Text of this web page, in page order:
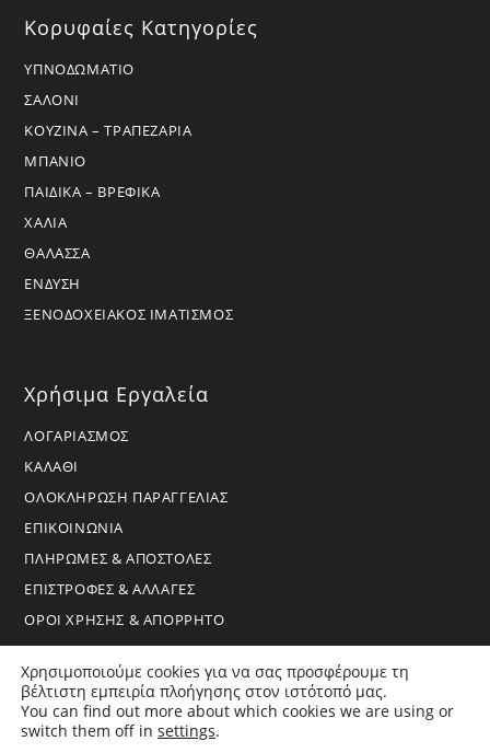
Κορυφαίες Κατηγορίες
ΥΠΝΟΔΩΜΑΤΙΟ
ΣΑΛΟΝΙ
ΚΟΥΖΙΝΑ – ΤΡΑΠΕΖΑΡΙΑ
ΜΠΑΝΙΟ
ΠΑΙΔΙΚΑ – ΒΡΕΦΙΚΑ
ΧΑΛΙΑ
ΘΑΛΑΣΣΑ
ΕΝΔΥΣΗ
ΞΕΝΟΔΟΧΕΙΑΚΟΣ ΙΜΑΤΙΣΜΟΣ
Χρήσιμα Εργαλεία
ΛΟΓΑΡΙΑΣΜΟΣ
ΚΑΛΑΘΙ
ΟΛΟΚΛΗΡΩΣΗ ΠΑΡΑΓΓΕΛΙΑΣ
ΕΠΙΚΟΙΝΩΝΙΑ
ΠΛΗΡΩΜΕΣ & ΑΠΟΣΤΟΛΕΣ
ΕΠΙΣΤΡΟΦΕΣ & ΑΛΛΑΓΕΣ
ΟΡΟΙ ΧΡΗΣΗΣ & ΑΠΟΡΡΗΤΟ
Copyright 2026 - BoraHome - All Rights Reserved
Χρησιμοποιούμε cookies για να σας προσφέρουμε τη
βέλτιστη εμπειρία πλοήγησης στον ιστότοπό μας.
You can find out more about which cookies we are using or
switch them off in settings.